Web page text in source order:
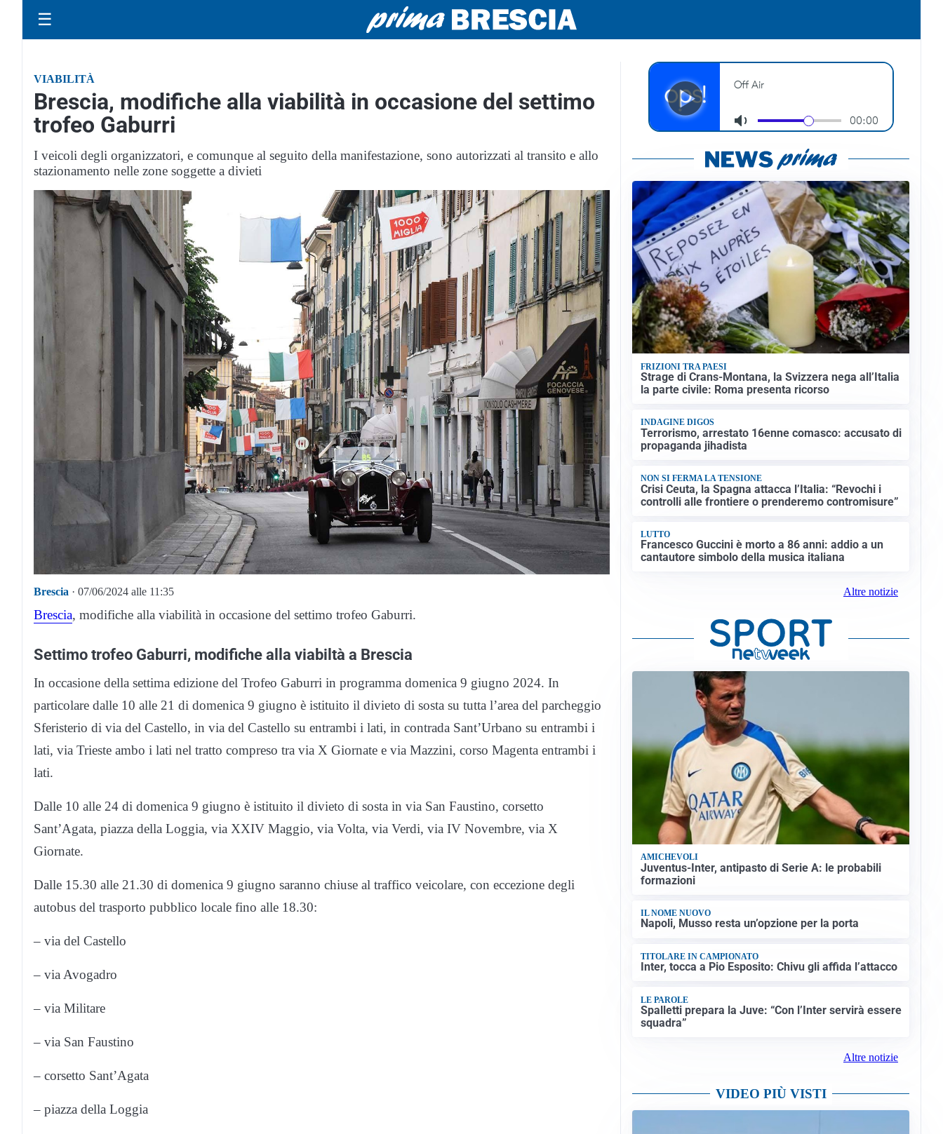
☰
VIABILITÀ
Brescia, modifiche alla viabilità in occasione del settimo
trofeo Gaburri
I veicoli degli organizzatori, e comunque al seguito della manifestazione, sono autorizzati al transito e allo
stazionamento nelle zone soggette a divieti
Brescia · 07/06/2024 alle 11:35
Brescia, modifiche alla viabilità in occasione del settimo trofeo Gaburri.
Settimo trofeo Gaburri, modifiche alla viabiltà a Brescia
In occasione della settima edizione del Trofeo Gaburri in programma domenica 9 giugno 2024. In
particolare dalle 10 alle 21 di domenica 9 giugno è istituito il divieto di sosta su tutta l’area del parcheggio
Sferisterio di via del Castello, in via del Castello su entrambi i lati, in contrada Sant’Urbano su entrambi i
lati, via Trieste ambo i lati nel tratto compreso tra via X Giornate e via Mazzini, corso Magenta entrambi i
lati.
Dalle 10 alle 24 di domenica 9 giugno è istituito il divieto di sosta in via San Faustino, corsetto
Sant’Agata, piazza della Loggia, via XXIV Maggio, via Volta, via Verdi, via IV Novembre, via X
Giornate.
Dalle 15.30 alle 21.30 di domenica 9 giugno saranno chiuse al traffico veicolare, con eccezione degli
autobus del trasporto pubblico locale fino alle 18.30:
– via del Castello
– via Avogadro
– via Militare
– via San Faustino
– corsetto Sant’Agata
– piazza della Loggia
FRIZIONI TRA PAESI
Strage di Crans-Montana, la Svizzera nega all’Italia
la parte civile: Roma presenta ricorso
INDAGINE DIGOS
Terrorismo, arrestato 16enne comasco: accusato di
propaganda jihadista
NON SI FERMA LA TENSIONE
Crisi Ceuta, la Spagna attacca l’Italia: “Revochi i
controlli alle frontiere o prenderemo contromisure”
LUTTO
Francesco Guccini è morto a 86 anni: addio a un
cantautore simbolo della musica italiana
Altre notizie
AMICHEVOLI
Juventus-Inter, antipasto di Serie A: le probabili
formazioni
IL NOME NUOVO
Napoli, Musso resta un’opzione per la porta
TITOLARE IN CAMPIONATO
Inter, tocca a Pio Esposito: Chivu gli affida l’attacco
LE PAROLE
Spalletti prepara la Juve: “Con l’Inter servirà essere
squadra”
Altre notizie
VIDEO PIÙ VISTI